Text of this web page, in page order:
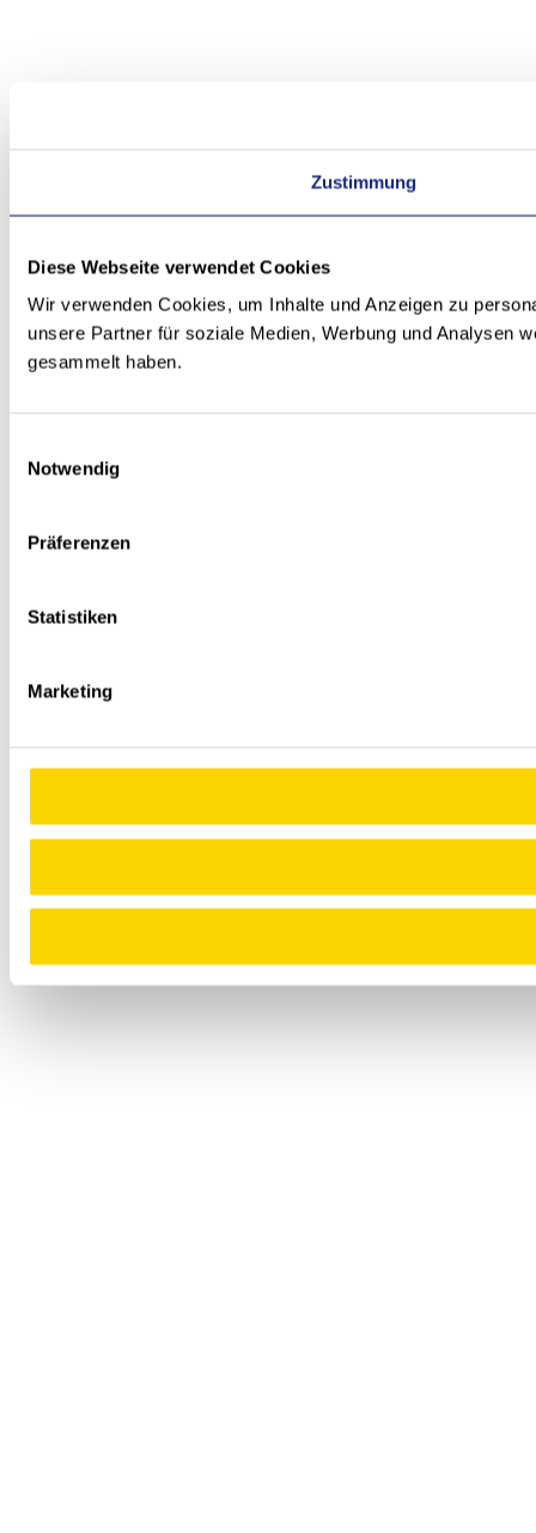
Zustimmung
Diese Webseite verwendet Cookies
Wir verwenden Cookies, um Inhalte und Anzeigen zu
unsere Partner für soziale Medien, Werbung und Analysen
gesammelt haben.
Notwendig
Präferenzen
Statistiken
Marketing